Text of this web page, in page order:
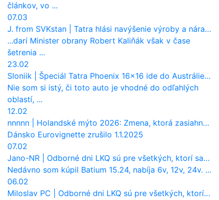
článkov, vo ...
07.03
J. from SVKstan
Tatra hlási navýšenie výroby a nárast tržieb. Ktorí odberatelia sú kľúčoví?
...darí Minister obrany Robert Kaliňák však v čase
šetrenia ...
23.02
Sloniik
Špeciál Tatra Phoenix 16×16 ide do Austrálie. Na čo bude slúžiť?
Nie som si istý, či toto auto je vhodné do odľahlých
oblastí, ...
12.02
nnnnn
Holandské mýto 2026: Zmena, ktorá zasiahne slovenských dopravcov
Dánsko Eurovignette zrušilo 1.1.2025
07.02
Jano-NR
Odborné dni LKQ sú pre všetkých, ktorí sa chcú dozvedieť niečo viac
Nedávno som kúpil Batium 15.24, nabíja 6v, 12v, 24v. ...
06.02
Miloslav PC
Odborné dni LKQ sú pre všetkých, ktorí sa chcú dozvedieť niečo viac